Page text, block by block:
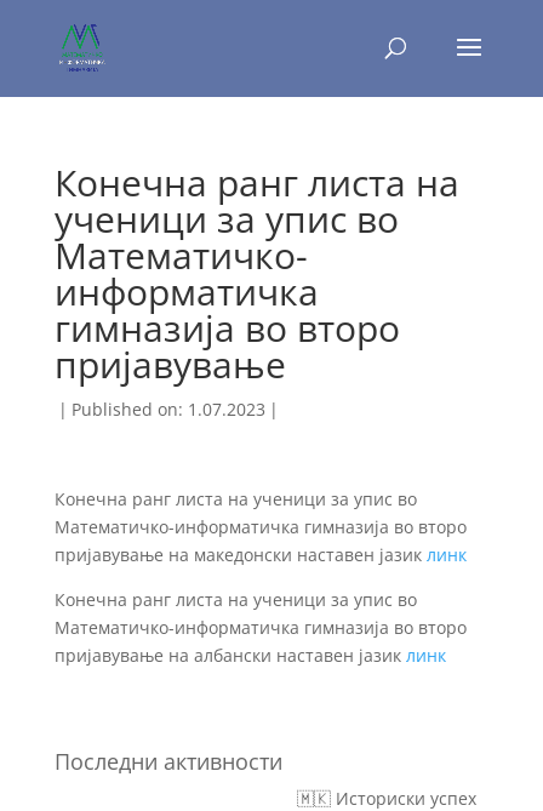
Конечна ранг листа на
ученици за упис во
Математичко-
информатичка
гимназија во второ
пријавување
| Published on: 1.07.2023 |
Конечна ранг листа на ученици за упис во
Математичко-информатичка гимназија во второ
пријавување на македонски наставен јазик линк
Конечна ранг листа на ученици за упис во
Математичко-информатичка гимназија во второ
пријавување на албански наставен јазик линк
Последни активности
🇲🇰 Историски успех